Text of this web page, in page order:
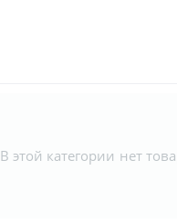
В этой категории нет